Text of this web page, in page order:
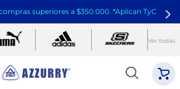
superiores a $350.000. *Aplican TyC
Ver todas